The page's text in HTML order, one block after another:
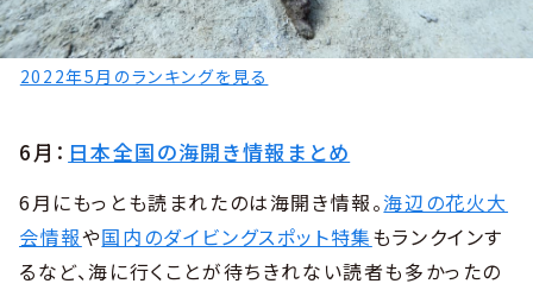
2022年5月のランキングを見る
6月： 日本全国の海開き情報まとめ
6月にもっとも読まれたのは海開き情報。海辺の花火大
会情報や国内のダイビングスポット特集もランクインす
るなど、海に行くことが待ちきれない読者も多かったの